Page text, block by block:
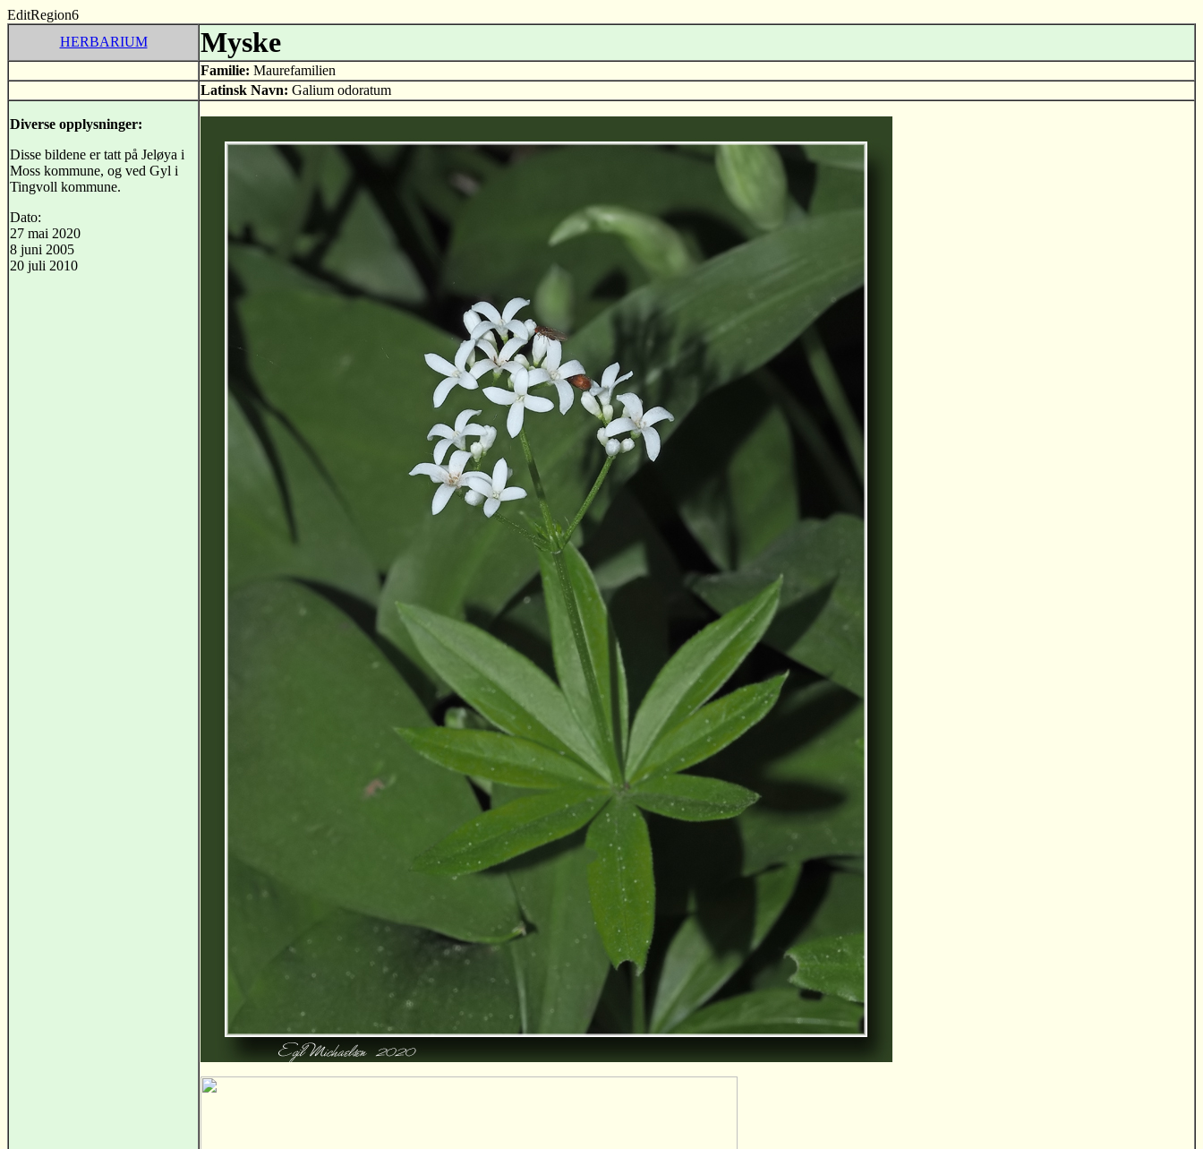
EditRegion6
HERBARIUM
Myske
Familie: Maurefamilien
Latinsk Navn: Galium odoratum
Diverse opplysninger:
Disse bildene er tatt på Jeløya i
Moss kommune, og ved Gyl i
Tingvoll kommune.
Dato:
27 mai 2020
8 juni 2005
20 juli 2010